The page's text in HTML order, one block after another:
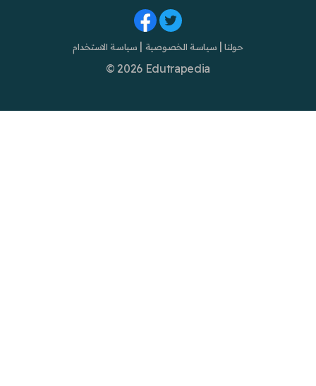
حولنا | سياسة الخصوصية | سياسة الاستخدام
© 2026 Edutrapedia